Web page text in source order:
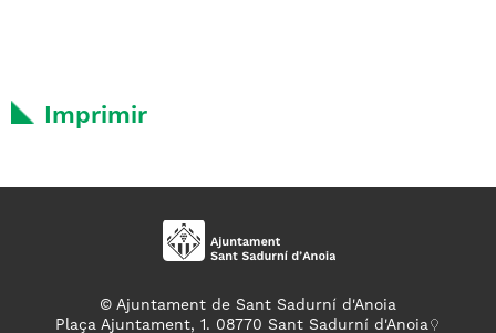
Imprimir
© Ajuntament de Sant Sadurní d'Anoia
Plaça Ajuntament, 1. 08770 Sant Sadurní d'Anoia